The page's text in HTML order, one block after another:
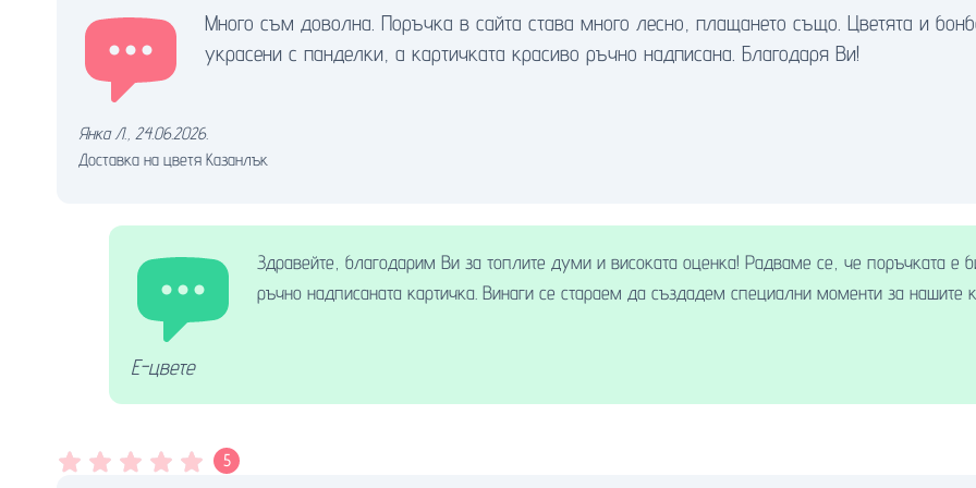
Много съм доволна. Поръчка в сайта става много лесно, плащането също. Цветята и
украсени с панделки, а картичката красиво ръчно надписана. Благодаря Ви!
Янка Л., 24.06.2026.
Доставка на цветя Казанлък
Здравейте, благодарим Ви за топлите думи и високата оценка! Радваме се, че поръчката е
ръчно надписаната картичка. Винаги се стараем да създадем специални моменти за нашите
Е-цвете
5